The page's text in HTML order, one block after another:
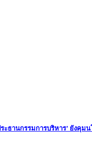
ะธานกรรมการบริหาร’ ยังคุ